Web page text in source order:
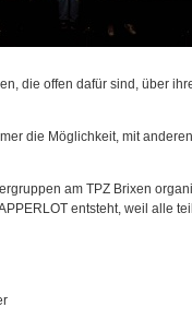
die offen dafür sind, über
die Möglichkeit, mit
am TPZ Brixen
entsteht, weil alle